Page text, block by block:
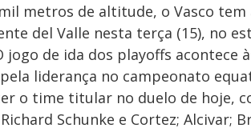
metros de altitude, o Vasco
del Valle nesta terça (15), no
jogo de ida dos playoffs acontece
liderança no campeonato
o time titular no duelo de hoje,
Schunke e Cortez; Alcivar;